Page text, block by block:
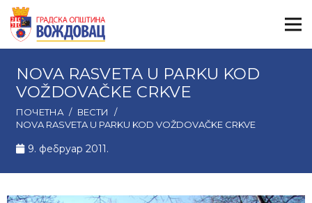
NOVA RASVETA U PARKU KOD
VOŽDOVAČKE CRKVE
ПОЧЕТНА / ВЕСТИ
/
NOVA RASVETA U PARKU KOD VOŽDOVAČKE CRKVE
9. фебруар 2011.